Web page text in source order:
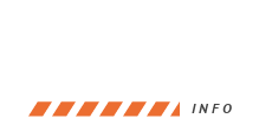
INFO